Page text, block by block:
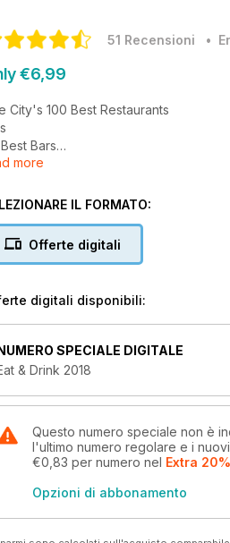
51 Recensioni •
€6,99
City's 100 Best Restaurants
Bars
Out-of-Town Spots
more
IL FORMATO:
Offerte digitali
digitali disponibili:
SPECIALE DIGITALE
& Drink 2018
Questo numero speciale non è
l'ultimo numero regolare e i
€0,83 per numero nel Extra
Opzioni di abbonamento